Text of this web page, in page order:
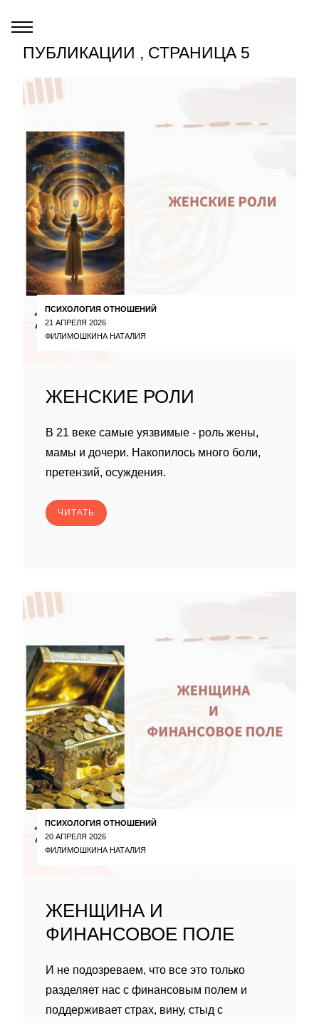
ПУБЛИКАЦИИ , СТРАНИЦА 5
ПСИХОЛОГИЯ ОТНОШЕНИЙ
21 АПРЕЛЯ 2026
ФИЛИМОШКИНА НАТАЛИЯ
ЖЕНСКИЕ РОЛИ
В 21 веке самые уязвимые - роль жены,
мамы и дочери. Накопилось много боли,
претензий, осуждения.
ЧИТАТЬ
ПСИХОЛОГИЯ ОТНОШЕНИЙ
20 АПРЕЛЯ 2026
ФИЛИМОШКИНА НАТАЛИЯ
ЖЕНЩИНА И
ФИНАНСОВОЕ ПОЛЕ
И не подозреваем, что все это только
разделяет нас с финансовым полем и
поддерживает страх, вину, стыд с